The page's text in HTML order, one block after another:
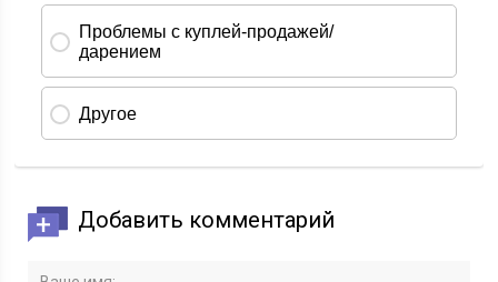
Добавить комментарий